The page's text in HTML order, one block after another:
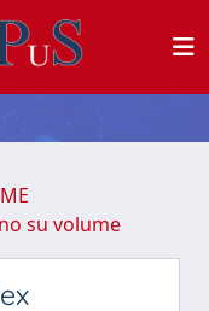
su volume